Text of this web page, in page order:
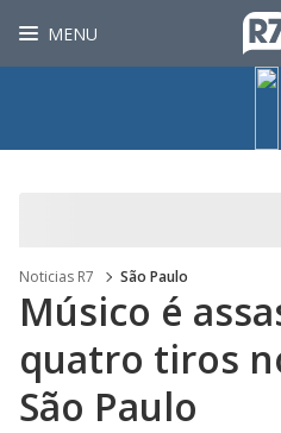
MENU
Noticias R7 São Paulo
Músico é
quatro tiros
São Paulo